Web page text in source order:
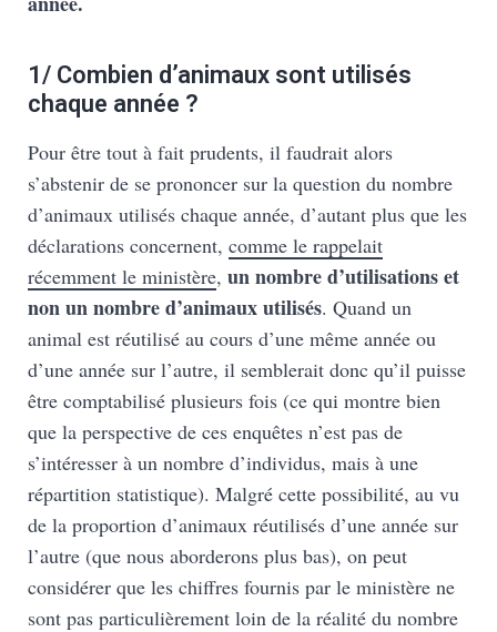
1/ Combien d’animaux sont utilisés
chaque année ?
Pour être tout à fait prudents, il faudrait alors
s’abstenir de se prononcer sur la question du nombre
d’animaux utilisés chaque année, d’autant plus que les
déclarations concernent, comme le rappelait
récemment le ministère, un nombre d’utilisations et
non un nombre d’animaux utilisés. Quand un
animal est réutilisé au cours d’une même année ou
d’une année sur l’autre, il semblerait donc qu’il puisse
être comptabilisé plusieurs fois (ce qui montre bien
que la perspective de ces enquêtes n’est pas de
s’intéresser à un nombre d’individus, mais à une
répartition statistique). Malgré cette possibilité, au vu
de la proportion d’animaux réutilisés d’une année sur
l’autre (que nous aborderons plus bas), on peut
considérer que les chiffres fournis par le ministère ne
sont pas particulièrement loin de la réalité du nombre